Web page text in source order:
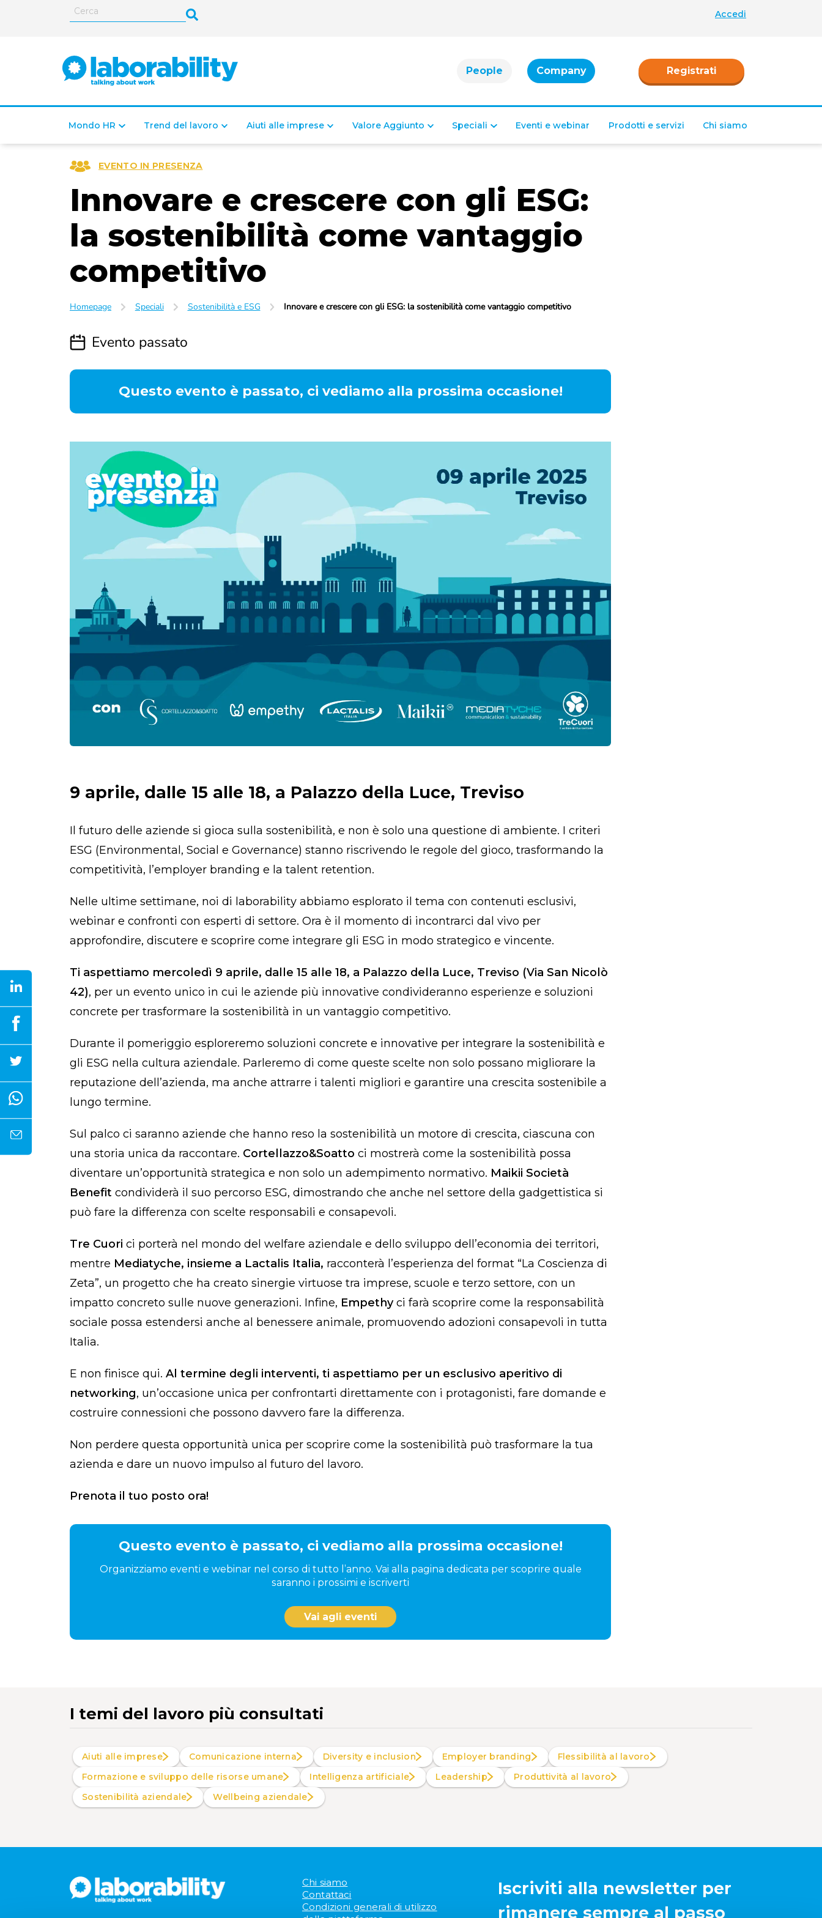
Accedi
People Company Registrati
Mondo HR Trend del lavoro Aiuti alle imprese Valore Aggiunto Speciali Eventi e webinar Prodotti e servizi Chi siamo
EVENTO IN PRESENZA
Innovare e crescere con gli ESG:
la sostenibilità come vantaggio
competitivo
Homepage Speciali Sostenibilità e ESG Innovare e crescere con gli ESG: la sostenibilità come vantaggio competitivo
Evento passato
Questo evento è passato, ci vediamo alla prossima occasione!
9 aprile, dalle 15 alle 18, a Palazzo della Luce, Treviso
Il futuro delle aziende si gioca sulla sostenibilità, e non è solo una questione di ambiente. I criteri
ESG (Environmental, Social e Governance) stanno riscrivendo le regole del gioco, trasformando la
competitività, l’employer branding e la talent retention.
Nelle ultime settimane, noi di laborability abbiamo esplorato il tema con contenuti esclusivi,
webinar e confronti con esperti di settore. Ora è il momento di incontrarci dal vivo per
approfondire, discutere e scoprire come integrare gli ESG in modo strategico e vincente.
Ti aspettiamo mercoledì 9 aprile, dalle 15 alle 18, a Palazzo della Luce, Treviso (Via San Nicolò
42), per un evento unico in cui le aziende più innovative condivideranno esperienze e soluzioni
concrete per trasformare la sostenibilità in un vantaggio competitivo.
Durante il pomeriggio esploreremo soluzioni concrete e innovative per integrare la sostenibilità e
gli ESG nella cultura aziendale. Parleremo di come queste scelte non solo possano migliorare la
reputazione dell’azienda, ma anche attrarre i talenti migliori e garantire una crescita sostenibile a
lungo termine.
Sul palco ci saranno aziende che hanno reso la sostenibilità un motore di crescita, ciascuna con
una storia unica da raccontare. Cortellazzo&Soatto ci mostrerà come la sostenibilità possa
diventare un’opportunità strategica e non solo un adempimento normativo. Maikii Società
Benefit condividerà il suo percorso ESG, dimostrando che anche nel settore della gadgettistica si
può fare la differenza con scelte responsabili e consapevoli.
Tre Cuori ci porterà nel mondo del welfare aziendale e dello sviluppo dell’economia dei territori,
mentre Mediatyche, insieme a Lactalis Italia, racconterà l’esperienza del format “La Coscienza di
Zeta”, un progetto che ha creato sinergie virtuose tra imprese, scuole e terzo settore, con un
impatto concreto sulle nuove generazioni. Infine, Empethyci farà scoprire come la responsabilità
sociale possa estendersi anche al benessere animale, promuovendo adozioni consapevoli in tutta
Italia.
E non finisce qui. Al termine degli interventi, ti aspettiamo per un esclusivo aperitivo di
networking, un’occasione unica per confrontarti direttamente con i protagonisti, fare domande e
costruire connessioni che possono davvero fare la differenza.
Non perdere questa opportunità unica per scoprire come la sostenibilità può trasformare la tua
azienda e dare un nuovo impulso al futuro del lavoro.
Prenota il tuo posto ora!
Questo evento è passato, ci vediamo alla prossima occasione!
Organizziamo eventi e webinar nel corso di tutto l’anno. Vai alla pagina dedicata per scoprire quale
saranno i prossimi e iscriverti
Vai agli eventi
I temi del lavoro più consultati
Aiuti alle imprese Comunicazione interna Diversity e inclusion Employer branding
Flessibilità al lavoro
Formazione e sviluppo delle risorse umane
intelligenza artificiale Leadership
Produttività al lavoro
Sostenibilità aziendale
Wellbeing aziendale
Chi siamo
Contattaci
Condizioni generali di utilizzo
Iscriviti alla newsletter per
rimanere sempre al passo